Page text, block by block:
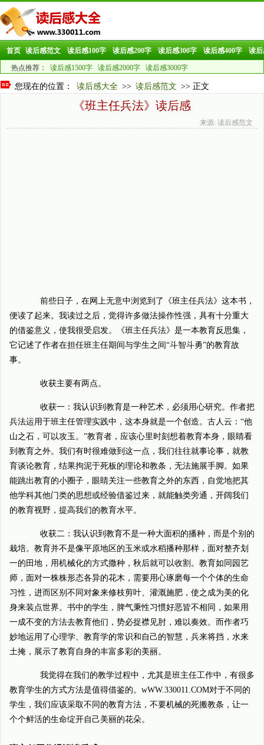
首页 读后感范文 读后感100字 读后感200字 读后感300字 读后感400字 读后
热点推荐： 读后感1500字 读后感2000字 读后感3000字
您现在的位置： 读后感大全 >> 读后感范文 >> 正文
《班主任兵法》读后感
来源: 读后感范文
前些日子，在网上无意中浏览到了《班主任兵法》这本书，
便读了起来。我读过之后，觉得许多做法操作性强，具有十分重大
的借鉴意义，使我很受启发。《班主任兵法》是一本教育反思集，
它记述了作者在担任班主任期间与学生之间“斗智斗勇”的教育故
事。
收获主要有两点。
收获一：我认识到教育是一种艺术，必须用心研究。作者把
兵法运用于班主任管理实践中，这本身就是一个创造。古人云：“他
山之石，可以攻玉。”教育者，应该心里时刻想着教育本身，眼睛看
到教育之外。我们有时很难做到这一点，我们往往就事论事，就教
育谈论教育，结果拘泥于死板的理论和教条，无法施展手脚。如果
能跳出教育的小圈子，眼睛关注一些教育之外的东西，自觉地把其
他学科其他门类的思想或经验借鉴过来，就能触类旁通，开阔我们
的教育视野，提高我们的教育水平。
收获二：我认识到教育不是一种大面积的播种，而是个别的
栽培。教育并不是像平原地区的玉米或水稻播种那样，面对整齐划
一的田地，用机械化的方式撒种，秋后就可以收割。教育如同园艺
师，面对一株株形态各异的花木，需要用心琢磨每一个个体的生命
习性，进而区别不同对象来修枝剪叶、灌溉施肥，使之成为美的化
身来装点世界。书中的学生，脾气秉性习惯好恶皆不相同，如果用
一成不变的方法去教育他们，势必捉襟见肘，难以奏效。而作者巧
妙地运用了心理学、教育学的常识和自己的智慧，兵来将挡，水来
土掩，展示了教育自身的丰富多彩的美丽。
我觉得在我们的教学过程中，尤其是班主任工作中，有很多
教育学生的方式方法是值得借鉴的。wWW.330011.COM对于不同的
学生，我们应该采取不同的教育方法，不要机械的死搬教条，让一
个个鲜活的生命绽开自己美丽的花朵。